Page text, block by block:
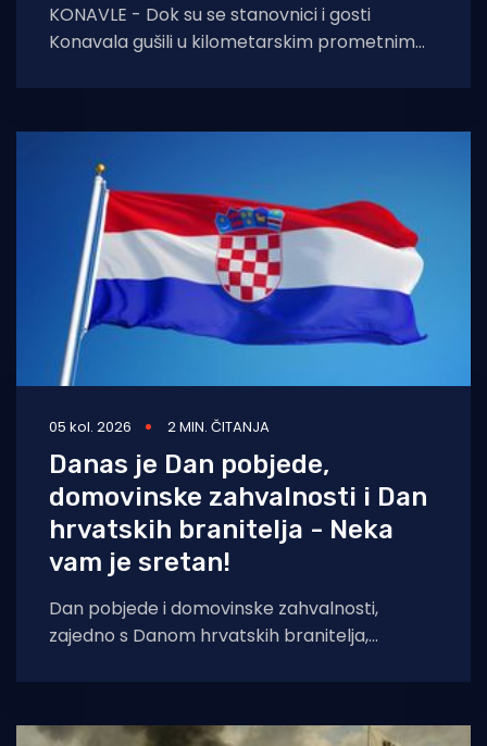
KONAVLE - Dok su se stanovnici i gosti
Konavala gušili u kilometarskim prometnim
Boži Lasiću
05 kol. 2026 2 MIN. ČITANJA
Danas je Dan pobjede,
domovinske zahvalnosti i Dan
hrvatskih branitelja - Neka
vam je sretan!
Dan pobjede i domovinske zahvalnosti,
zajedno s Danom hrvatskih branitelja,
Hrvatskoj kao državni